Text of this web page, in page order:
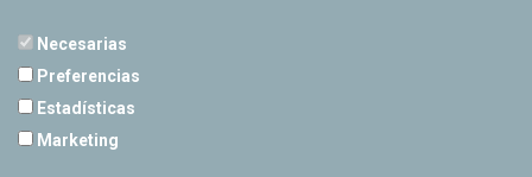
Necesarias
Preferencias
Estadísticas
Marketing